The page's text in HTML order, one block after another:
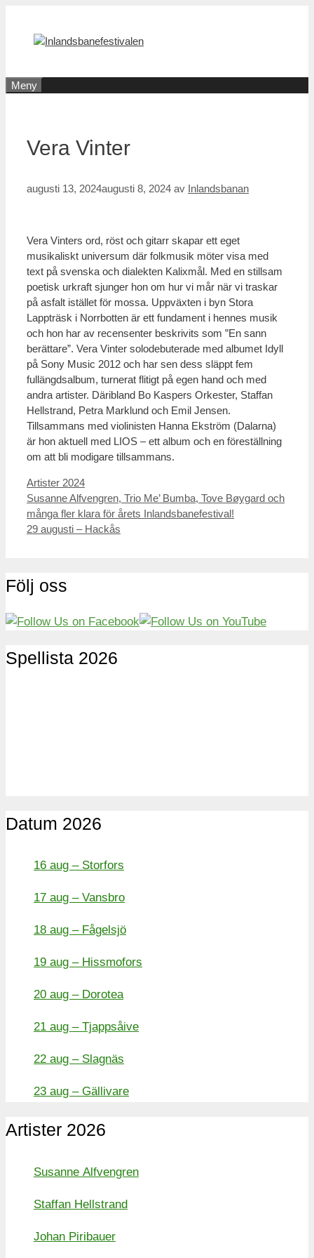
innehåll
Meny
Vera Vinter
augusti 13, 2024augusti 8, 2024 av Inlandsbanan
Vera Vinters ord, röst och gitarr skapar ett eget
musikaliskt universum där folkmusik möter visa med
text på svenska och dialekten Kalixmål. Med en stillsam
poetisk urkraft sjunger hon om hur vi mår när vi traskar
på asfalt istället för mossa. Uppväxten i byn Stora
Lappträsk i Norrbotten är ett fundament i hennes musik
och hon har av recensenter beskrivits som ”En sann
berättare”. Vera Vinter solodebuterade med albumet Idyll
på Sony Music 2012 och har sen dess släppt fem
fullängdsalbum, turnerat flitigt på egen hand och med
andra artister. Däribland Bo Kaspers Orkester, Staffan
Hellstrand, Petra Marklund och Emil Jensen.
Tillsammans med violinisten Hanna Ekström (Dalarna)
är hon aktuell med LIOS – ett album och en föreställning
om att bli modigare tillsammans.
Kategorier
Artister 2024
Inläggsnavigering
Susanne Alfvengren, Trio Me’ Bumba, Tove Bøygard och
många fler klara för årets Inlandsbanefestival!
29 augusti – Hackås
Följ oss
Spellista 2026
Datum 2026
16 aug – Storfors
17 aug – Vansbro
18 aug – Fågelsjö
19 aug – Hissmofors
20 aug – Dorotea
21 aug – Tjappsåive
22 aug – Slagnäs
23 aug – Gällivare
Artister 2026
Susanne Alfvengren
Staffan Hellstrand
Johan Piribauer